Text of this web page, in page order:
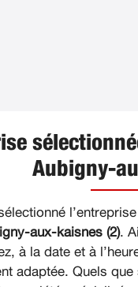
Aubigny-
aux-kaisnes (2).
à la date et à
adaptée. Quels